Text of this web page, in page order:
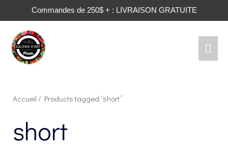
Commandes de 250$ + : LIVRAISON GRATUITE
Accueil / Products tagged “short”
short